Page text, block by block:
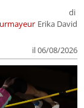
di
Erika David
il 06/08/2026